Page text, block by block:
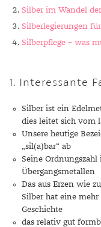
PERLENRINGE
ZIRKONIARINGE
ROTGOLDOHRRINGE
WEISSGOLDOHRRINGE
PLATINOHRRINGE
DIAMANTOHRRINGE
HERRENARMBÄNDER
LEDERARMBÄNDER
SILBERARMBÄNDER
SWAROVSKI
DIAMANTENKETTEN
PERLENKETTEN
FUSSKETTEN
AMETHYST
AMETRIN
AQUAMARIN
AVENTURIN
BERNSTEIN
BERYLL
CHALZEDON
GELBGOLD
ROTGOLD
SILBERSCHMUCK
PLATINSCHMUCK
SAPHIR
SMARADGD
RHODINIERT
KINDERUHREN
CHRONOGRAPHEN
GELBGOLD
ROTGOLD
SILBERANHÄNGER
PERLENANHÄNGER
BUCHSTABEN
CHARMS
SWAROVSKI
VERLOBUNGSRINGE
GOLD
SILBER
QUALITÄT
GEBURT
HOCHZEIT
JUBILÄUM
TAUFE
VERLOBUNG
INSPIRATION
AUS ALLER WELT
GESCHENKE FÜR IHN
GESCHENKE FÜR SIE
KLEINE GESCHENKE
GUIDE
EPOCHEN
EXPERTENRAT
GESCHICHTE
PFLEGETIPPS
AUFBEWAHRUNG
BESCHICHTUNG
STYLES
KOLLEKTIONEN
STILBERATUNG
Silber im Wandel
Silberlegierungen
Silberpflege – was
1. Interessante
Silber ist ein
dies leitet sich vom
Unsere heutige
„sil(a)bar“ ab
Seine
Übergangsmetallen
Das aus Erzen wie
Silber hat eine
Geschichte
das relativ gut